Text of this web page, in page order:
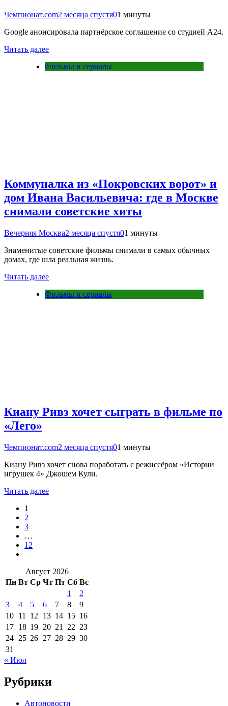
Чемпионат.com2 месяца спустя01 минуты
Google анонсировала партнёрское соглашение со студией A24.
Читать далее
Фильмы и сериалы
Коммуналка из «Покровских ворот» и
дом Ивана Васильевича: где в Москве
снимали советские хиты
Вечерняя Москва2 месяца спустя01 минуты
Знаменитые советские фильмы снимали в самых обычных
домах, где шла реальная жизнь.
Читать далее
Фильмы и сериалы
Киану Ривз хочет сыграть в фильме по
«Лего»
Чемпионат.com2 месяца спустя01 минуты
Киану Ривз хочет снова поработать с режиссёром «Истории
игрушек 4» Джошем Кули.
Читать далее
1
2
3
…
12
Август 2026
Пн Вт Ср Чт Пт Сб Вс
1
2
3
4 5 6 7 8
9
10 11 12 13 14 15 16
17 18 19 20 21 22 23
24 25 26 27 28 29 30
31
« Июл
Рубрики
Автоновости